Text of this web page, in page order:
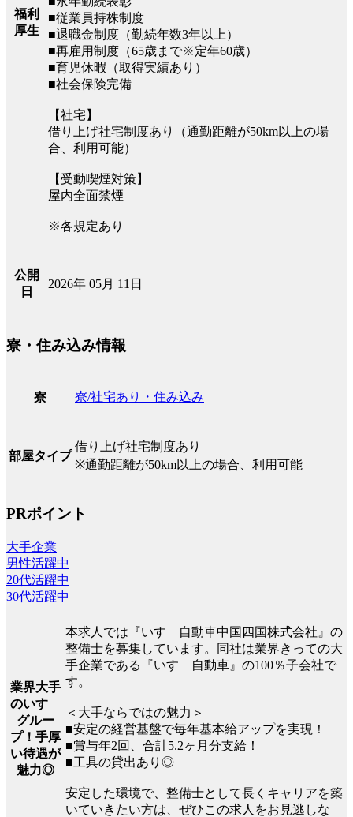
福利
厚生
■従業員持株制度
■退職金制度（勤続年数3年以上）
■再雇用制度（65歳まで※定年60歳）
■育児休暇（取得実績あり）
■社会保険完備
【社宅】
借り上げ社宅制度あり（通勤距離が50km以上の場
合、利用可能）
【受動喫煙対策】
屋内全面禁煙
※各規定あり
公開
日
2026年 05月 11日
寮・住み込み情報
寮 寮/社宅あり・住み込み
部屋タイプ
借り上げ社宅制度あり
※通勤距離が50km以上の場合、利用可能
PRポイント
大手企業
男性活躍中
20代活躍中
30代活躍中
業界大手
のいすゞ
グルー
プ！手厚
い待遇が
魅力◎
本求人では『いすゞ自動車中国四国株式会社』の
整備士を募集しています。同社は業界きっての大
手企業である『いすゞ自動車』の100％子会社で
す。
＜大手ならではの魅力＞
■安定の経営基盤で毎年基本給アップを実現！
■賞与年2回、合計5.2ヶ月分支給！
■工具の貸出あり◎
安定した環境で、整備士として長くキャリアを築
いていきたい方は、ぜひこの求人をお見逃しな